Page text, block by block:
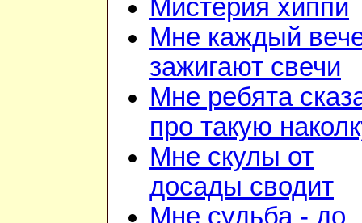
Мистерия хиппи
Мне каждый
зажигают свечи
Мне ребята
про такую
Мне скулы от
досады сводит
Мне судьба - до